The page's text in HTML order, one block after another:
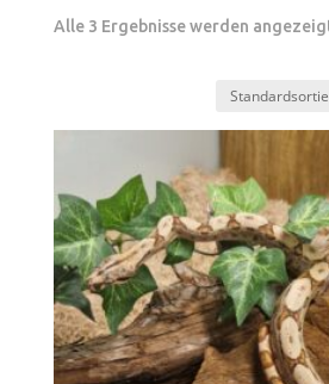
Alle 3 Ergebnisse werden